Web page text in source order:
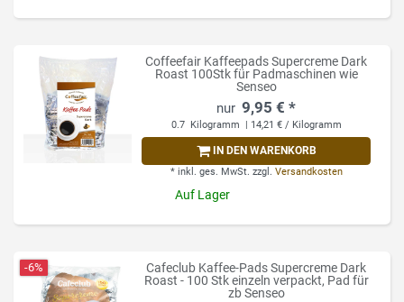
Coffeefair Kaffeepads Supercreme Dark
Roast 100Stk für Padmaschinen wie
Senseo
9,95 € *
0.7 Kilogramm | 14,21 € / Kilogramm
IN DEN WARENKORB
* inkl. ges. MwSt. zzgl. Versandkosten
Auf Lager
-6%
Cafeclub Kaffee-Pads Supercreme Dark
Roast - 100 Stk einzeln verpackt, Pad für
zb Senseo